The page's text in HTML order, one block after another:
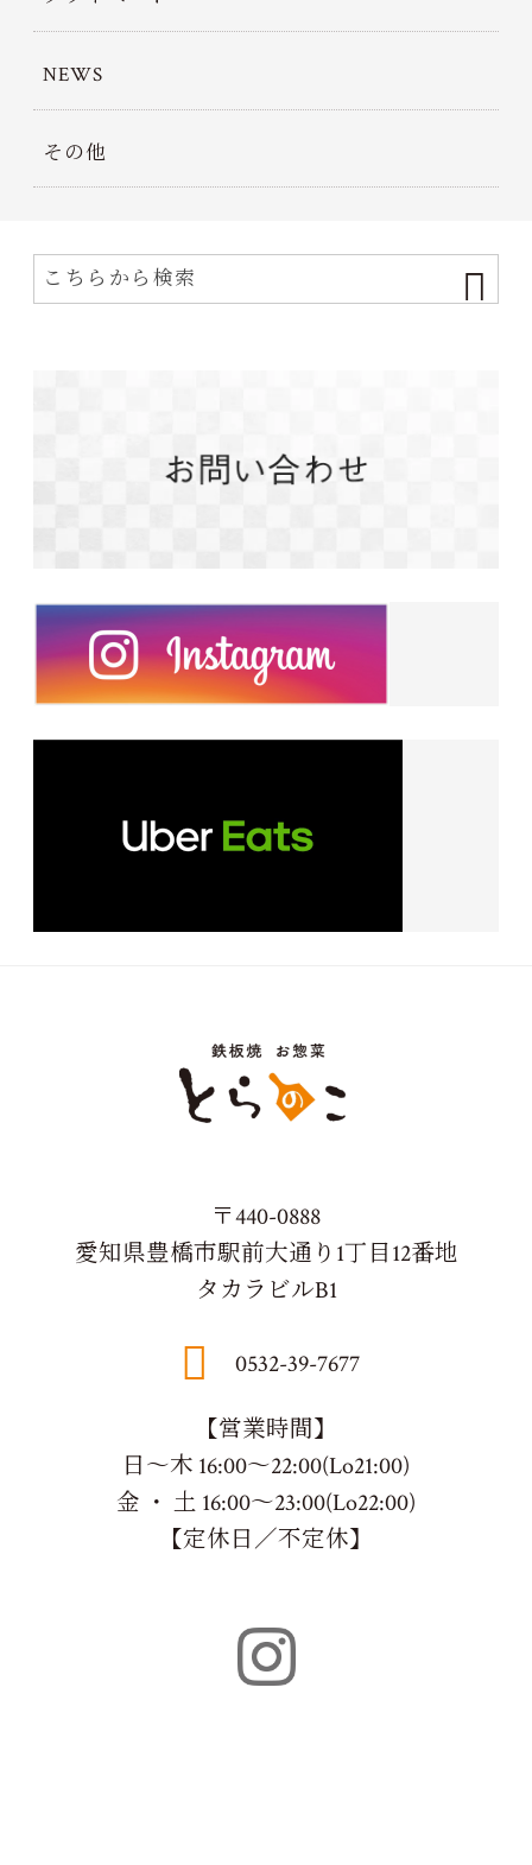
NEWS
その他
〒440-0888
愛知県豊橋市駅前大通り1丁目12番地
タカラビルB1
0532-39-7677
【営業時間】
日～木 16:00～22:00(Lo21:00)
金 ・ 土 16:00～23:00(Lo22:00)
【定休日／不定休】